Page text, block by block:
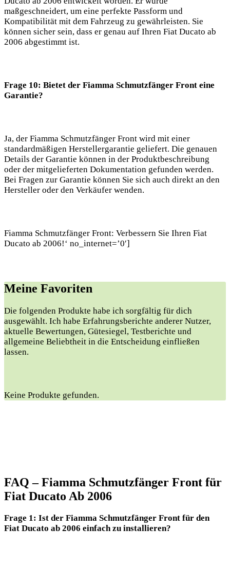
maßgeschneidert, um eine perfekte Passform und
Kompatibilität mit dem Fahrzeug zu gewährleisten. Sie
können sicher sein, dass er genau auf Ihren Fiat Ducato ab
2006 abgestimmt ist.
Frage 10: Bietet der Fiamma Schmutzfänger Front eine
Garantie?
Ja, der Fiamma Schmutzfänger Front wird mit einer
standardmäßigen Herstellergarantie geliefert. Die genauen
Details der Garantie können in der Produktbeschreibung
oder der mitgelieferten Dokumentation gefunden werden.
Bei Fragen zur Garantie können Sie sich auch direkt an den
Hersteller oder den Verkäufer wenden.
Fiamma Schmutzfänger Front: Verbessern Sie Ihren Fiat
Ducato ab 2006!‘ no_internet=’0′]
Meine Favoriten
Die folgenden Produkte habe ich sorgfältig für dich
ausgewählt. Ich habe Erfahrungsberichte anderer Nutzer,
aktuelle Bewertungen, Gütesiegel, Testberichte und
allgemeine Beliebtheit in die Entscheidung einfließen
lassen.
Keine Produkte gefunden.
FAQ – Fiamma Schmutzfänger Front für
Fiat Ducato Ab 2006
Frage 1: Ist der Fiamma Schmutzfänger Front für den
Fiat Ducato ab 2006 einfach zu installieren?